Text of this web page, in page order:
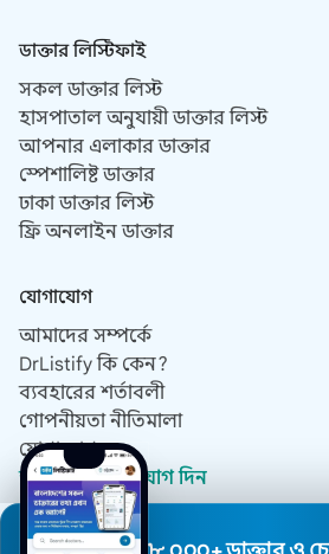
ডাক্তার লিস্টিফাই
সকল ডাক্তার লিস্ট
হাসপাতাল অনুযায়ী ডাক্তার লিস্ট
আপনার এলাকার ডাক্তার
স্পেশালিষ্ট ডাক্তার
ঢাকা ডাক্তার লিস্ট
ফ্রি অনলাইন ডাক্তার
যোগাযোগ
আমাদের সম্পর্কে
DrListify কি কেন?
ব্যবহারের শর্তাবলী
গোপনীয়তা নীতিমালা
যোগাযোগ
ডাক্তার হিসেবে যোগ দিন